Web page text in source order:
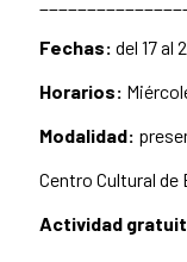
Fechas: del 17 al
Horarios:
Modalidad:
Centro Cultural de
Actividad